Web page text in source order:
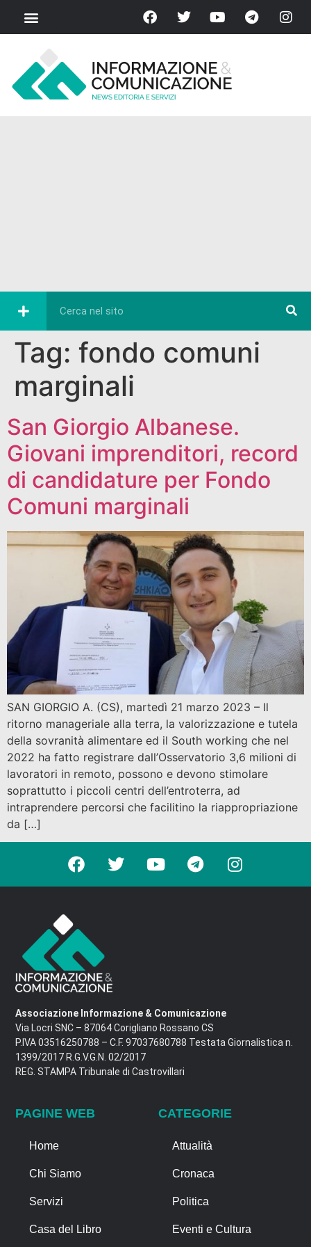
Tag: fondo comuni
marginali
San Giorgio Albanese.
Giovani imprenditori, record
di candidature per Fondo
Comuni marginali
SAN GIORGIO A. (CS), martedì 21 marzo 2023 – Il
ritorno manageriale alla terra, la valorizzazione e tutela
della sovranità alimentare ed il South working che nel
2022 ha fatto registrare dall’Osservatorio 3,6 milioni di
lavoratori in remoto, possono e devono stimolare
soprattutto i piccoli centri dell’entroterra, ad
intraprendere percorsi che facilitino la riappropriazione
da […]
Associazione Informazione & Comunicazione
Via Locri SNC – 87064 Corigliano Rossano CS
P.IVA 03516250788 – C.F. 97037680788 Testata Giornalistica n.
1399/2017 R.G.V.G.N. 02/2017
REG. STAMPA Tribunale di Castrovillari
PAGINE WEB
Home
Chi Siamo
Servizi
Casa del Libro
CATEGORIE
Attualità
Cronaca
Politica
Eventi e Cultura